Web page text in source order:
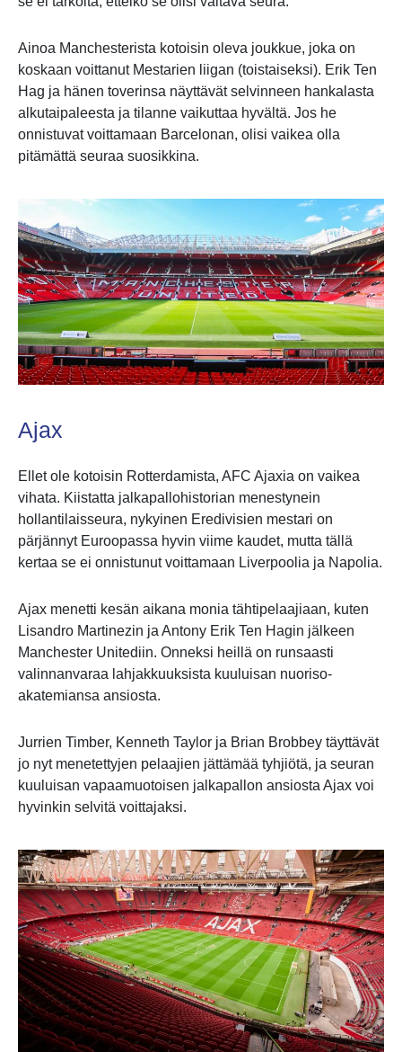
Ainoa Manchesterista kotoisin oleva joukkue, joka on
koskaan voittanut Mestarien liigan (toistaiseksi). Erik Ten
Hag ja hänen toverinsa näyttävät selvinneen hankalasta
alkutaipaleesta ja tilanne vaikuttaa hyvältä. Jos he
onnistuvat voittamaan Barcelonan, olisi vaikea olla
pitämättä seuraa suosikkina.
Ajax
Ellet ole kotoisin Rotterdamista, AFC Ajaxia on vaikea
vihata. Kiistatta jalkapallohistorian menestynein
hollantilaisseura, nykyinen Eredivisien mestari on
pärjännyt Euroopassa hyvin viime kaudet, mutta tällä
kertaa se ei onnistunut voittamaan Liverpoolia ja Napolia.
Ajax menetti kesän aikana monia tähtipelaajiaan, kuten
Lisandro Martinezin ja Antony Erik Ten Hagin jälkeen
Manchester Unitediin. Onneksi heillä on runsaasti
valinnanvaraa lahjakkuuksista kuuluisan nuoriso-
akatemiansa ansiosta.
Jurrien Timber, Kenneth Taylor ja Brian Brobbey täyttävät
jo nyt menetettyjen pelaajien jättämää tyhjiötä, ja seuran
kuuluisan vapaamuotoisen jalkapallon ansiosta Ajax voi
hyvinkin selvitä voittajaksi.